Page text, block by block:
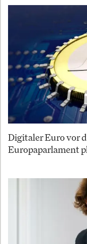
Digitaler Euro vor
Europaparlament